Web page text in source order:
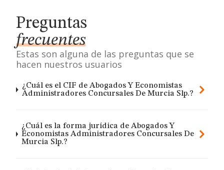
Preguntas
frecuentes
Estas son alguna de las preguntas que se
hacen nuestros usuarios
¿Cuál es el CIF de Abogados Y Economistas
Administradores Concursales De Murcia Slp.?
¿Cuál es la forma jurídica de Abogados Y
Economistas Administradores Concursales De
Murcia Slp.?